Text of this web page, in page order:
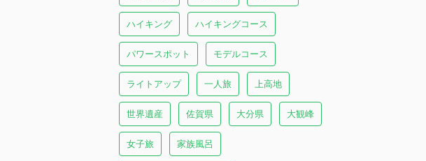
ハイキング ハイキングコース
パワースポット モデルコース
ライトアップ 一人旅 上高地
世界遺産 佐賀県 大分県 大観峰
女子旅 家族風呂